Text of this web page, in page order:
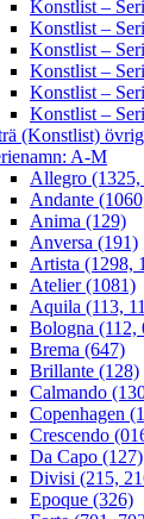
Konstlist –
Konstlist –
Konstlist –
Konstlist –
Konstlist –
Konstlist –
(Konstlist)
A-M
Allegro
Andante
Anima (129)
Anversa (191)
Artista (1298,
Atelier (1081)
Aquila (113,
Bologna (112,
Brema (647)
Brillante (128)
Calmando
Copenhagen
Crescendo
Da Capo (127)
Divisi (215,
Epoque (326)